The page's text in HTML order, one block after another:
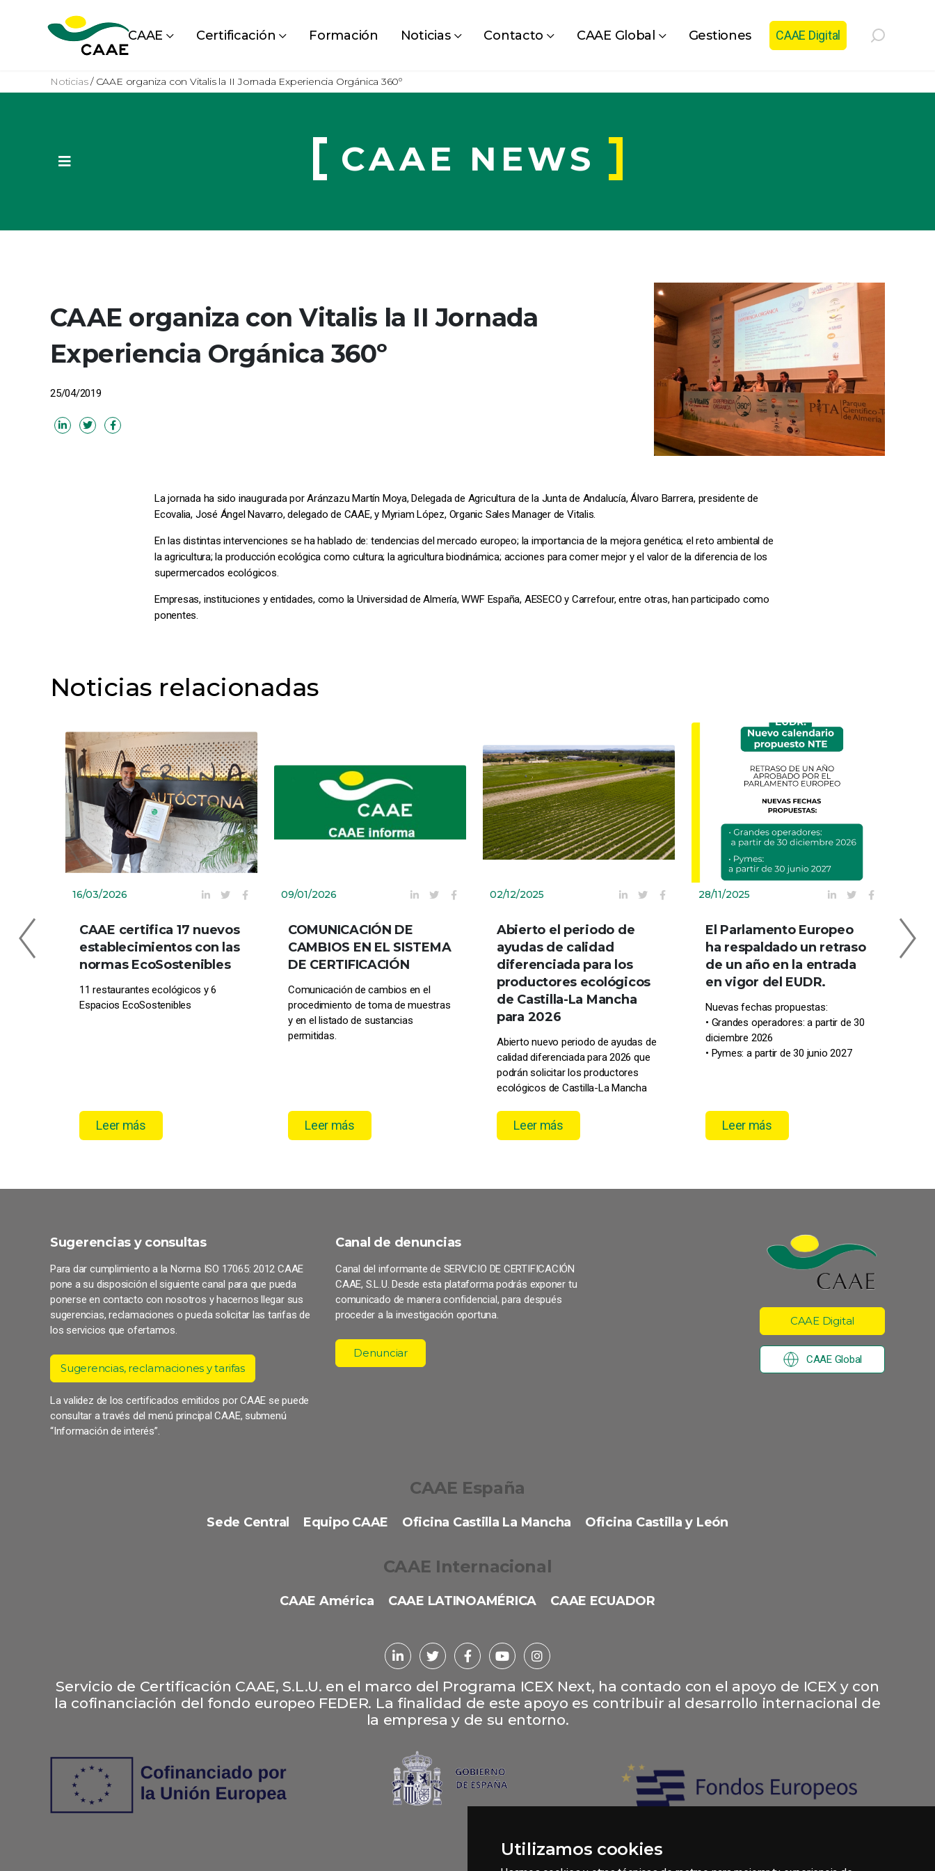
CAAE Certificación Formación Noticias Contacto CAAE Global Gestiones CAAE Digital
Noticias/ CAAE organiza con Vitalis la II Jornada Experiencia Orgánica 360º
CAAE NEWS
CAAE organiza con Vitalis la II Jornada
Experiencia Orgánica 360º
25/04/2019
La jornada ha sido inaugurada por Aránzazu Martín Moya, Delegada de Agricultura de la Junta de Andalucía, Álvaro Barrera, presidente de
Ecovalia, José Ángel Navarro, delegado de CAAE, y Myriam López, Organic Sales Manager de Vitalis.
En las distintas intervenciones se ha hablado de: tendencias del mercado europeo; la importancia de la mejora genética; el reto ambiental de
la agricultura; la producción ecológica como cultura; la agricultura biodinámica; acciones para comer mejor y el valor de la diferencia de los
supermercados ecológicos.
Empresas, instituciones y entidades, como la Universidad de Almería, WWF España, AESECO y Carrefour, entre otras, han participado como
ponentes.
Noticias relacionadas
16/03/2026
CAAE certifica 17 nuevos
establecimientos con las
normas EcoSostenibles
11 restaurantes ecológicos y 6
Espacios EcoSostenibles
Leer más
09/01/2026
COMUNICACIÓN DE
CAMBIOS EN EL SISTEMA
DE CERTIFICACIÓN
Comunicación de cambios en el
procedimiento de toma de muestras
y en el listado de sustancias
permitidas.
Leer más
02/12/2025
Abierto el periodo de
ayudas de calidad
diferenciada para los
productores ecológicos
de Castilla-La Mancha
para 2026
Abierto nuevo periodo de ayudas de
calidad diferenciada para 2026 que
podrán solicitar los productores
ecológicos de Castilla-La Mancha
Leer más
28/11/2025
El Parlamento Europeo
ha respaldado un retraso
de un año en la entrada
en vigor del EUDR.
Nuevas fechas propuestas:
• Grandes operadores: a partir de 30
diciembre 2026
• Pymes: a partir de 30 junio 2027
Leer más
Sugerencias y consultas
Para dar cumplimiento a la Norma ISO 17065: 2012 CAAE
pone a su disposición el siguiente canal para que pueda
ponerse en contacto con nosotros y hacernos llegar sus
sugerencias, reclamaciones o pueda solicitar las tarifas de
los servicios que ofertamos.
Sugerencias, reclamaciones y tarifas
La validez de los certificados emitidos por CAAE se puede
consultar a través del menú principal CAAE, submenú
“Información de interés”.
Canal de denuncias
Canal del informante de SERVICIO DE CERTIFICACIÓN
CAAE, S.L.U. Desde esta plataforma podrás exponer tu
comunicado de manera confidencial, para después
proceder a la investigación oportuna.
Denunciar
CAAE Digital
CAAE Global
CAAE España
Sede Central Equipo CAAE Oficina Castilla La Mancha Oficina Castilla y León
CAAE Internacional
CAAE América CAAE LATINOAMÉRICA CAAE ECUADOR
Servicio de Certificación CAAE, S.L.U. en el marco del Programa ICEX Next, ha contado con el apoyo de ICEX y con
la cofinanciación del fondo europeo FEDER. La finalidad de este apoyo es contribuir al desarrollo internacional de
la empresa y de su entorno.
Utilizamos cookies